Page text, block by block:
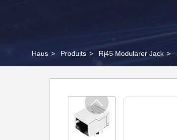
Haus > Produits > Rj45 Modularer Jack >